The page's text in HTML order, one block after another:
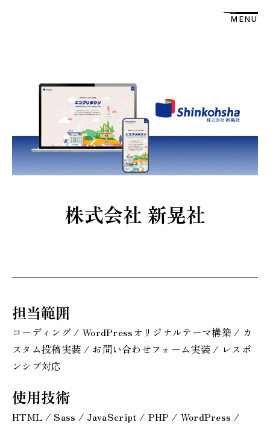
MENU
株式会社 新晃社
担当範囲
コーディング / WordPressオリジナルテーマ構築 / カ
スタム投稿実装 / お問い合わせフォーム実装 / レスポ
ンシブ対応
使用技術
HTML / Sass / JavaScript / PHP / WordPress /